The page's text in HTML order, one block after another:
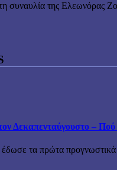
συναυλία της Ελεωνόρας
Δεκαπενταύγουστο – Πού
τα πρώτα προγνωστικά